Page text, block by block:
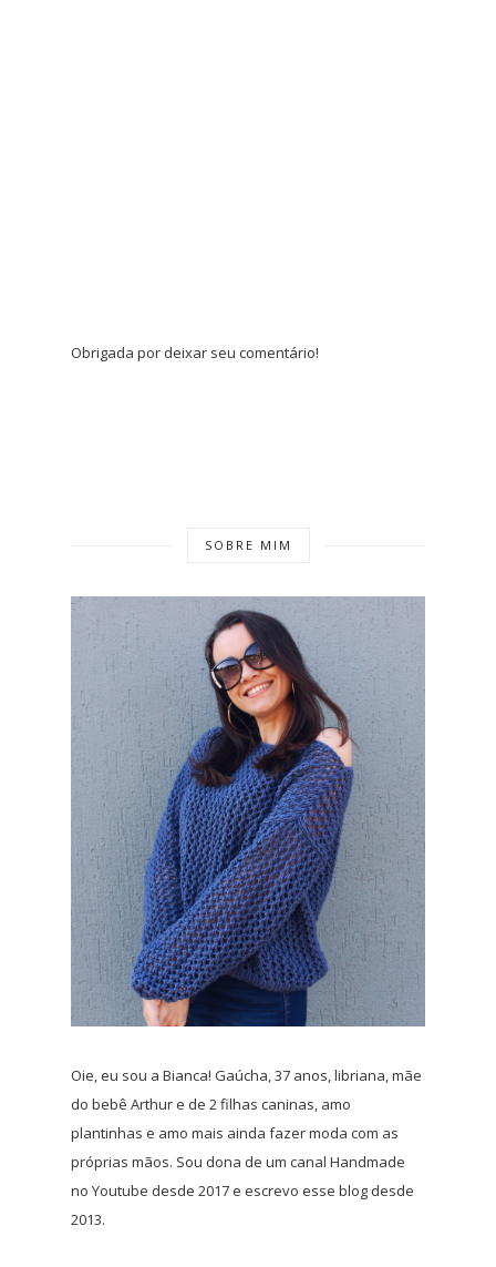
Obrigada por deixar seu comentário!
SOBRE MIM
Oie, eu sou a Bianca! Gaúcha, 37 anos, libriana, mãe
do bebê Arthur e de 2 filhas caninas, amo
plantinhas e amo mais ainda fazer moda com as
próprias mãos. Sou dona de um canal Handmade
no Youtube desde 2017 e escrevo esse blog desde
2013.